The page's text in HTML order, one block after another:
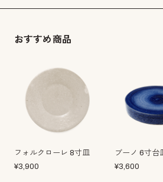
おすすめ商品
フォルクローレ 8寸皿
¥3,900
ブーノ 6寸台
¥3,600